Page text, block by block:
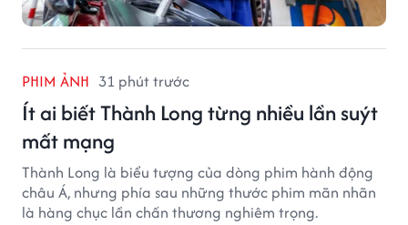
PHIM ẢNH 31 phút trước
Ít ai biết Thành Long từng nhiều lần suýt
mất mạng
Thành Long là biểu tượng của dòng phim hành động
châu Á, nhưng phía sau những thước phim mãn nhãn
là hàng chục lần chấn thương nghiêm trọng.